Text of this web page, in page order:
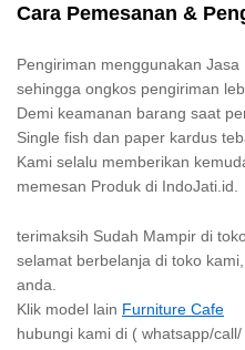
Cara Pemesanan &
Pengiriman menggunakan Jasa
sehingga ongkos pengiriman
Demi keamanan barang saat
Single fish dan paper kardus
Kami selalu memberikan
memesan Produk di IndoJati.id.
terimaksih Sudah Mampir di
selamat berbelanja di toko
anda.
Klik model lain Furniture Cafe
hubungi kami di ( whatsapp/